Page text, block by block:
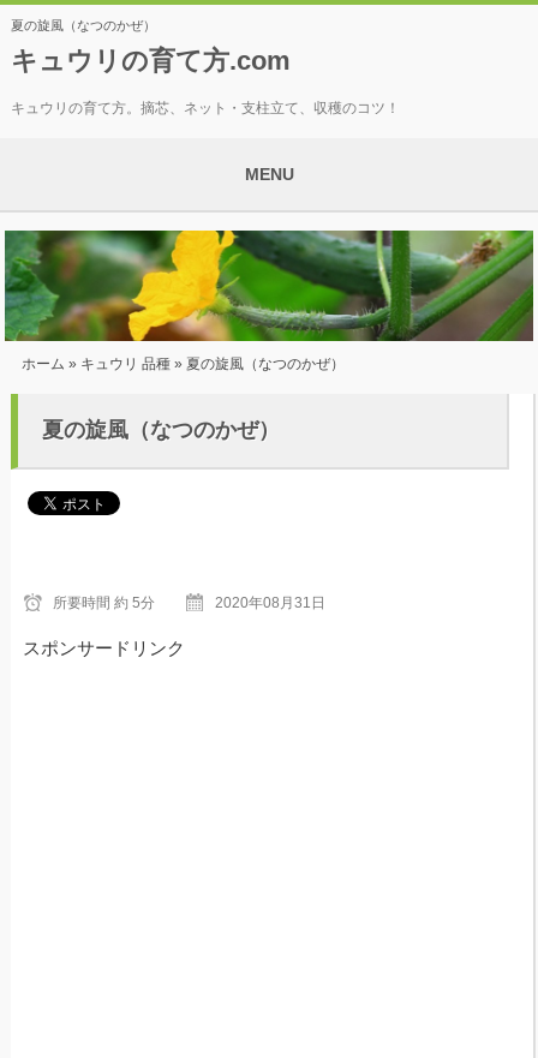
夏の旋風（なつのかぜ）
キュウリの育て方.com
キュウリの育て方。摘芯、ネット・支柱立て、収穫のコツ！
MENU
ホーム » キュウリ 品種» 夏の旋風（なつのかぜ）
夏の旋風（なつのかぜ）
所要時間 約 5分 2020年08月31日
スポンサードリンク